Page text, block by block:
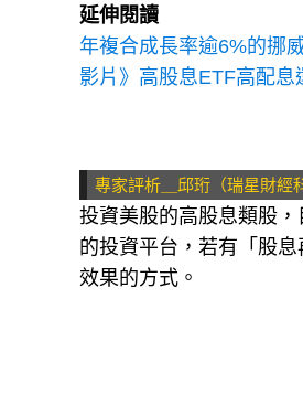
延伸閱讀
年複合成長率逾6%的挪
影片》高股息ETF高配
專家評析＿邱珩（瑞星財經
投資美股的高股息類股
的投資平台，若有「股
效果的方式。